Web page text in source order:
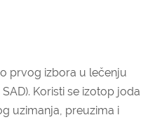
prvog izbora u lečenju
Koristi se izotop joda
uzimanja, preuzima i